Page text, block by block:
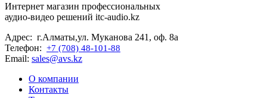
Интернет магазин профессиональных
аудио-видео решений itc-audio.kz
Адрес: г.Алматы,ул. Муканова 241, оф. 8а
Телефон: +7 (708) 48-101-88
Email: sales@avs.kz
О компании
Контакты